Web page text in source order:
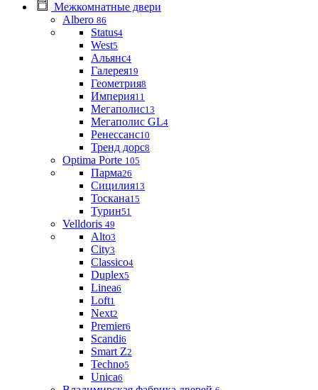
Межкомнатные двери
Albero 86
Status4
West5
Альянс4
Галерея19
Геометрия8
Империя11
Мегаполис13
Мегаполис GL4
Ренессанс10
Тренд дорс8
Optima Porte 105
Парма26
Сицилия13
Тоскана15
Турин51
Velldoris 49
Alto3
City3
Classico4
Duplex5
Linea6
Loft1
Next2
Premier6
Scandi6
Smart Z2
Techno5
Unica6